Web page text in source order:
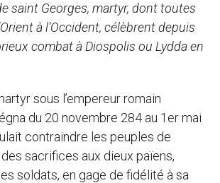
saint Georges, martyr, dont toutes
à l’Occident, célèbrent depuis
combat à Diospolis ou Lydda en
sous l’empereur romain
du 20 novembre 284 au 1er mai
contraindre les peuples de
des sacrifices aux dieux païens,
soldats, en gage de fidélité à sa